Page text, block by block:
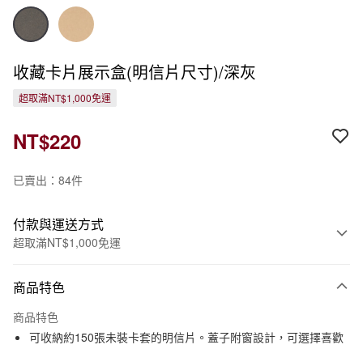
收藏卡片展示盒(明信片尺寸)/深灰
超取滿NT$1,000免運
NT$220
已賣出：84件
付款與運送方式
超取滿NT$1,000免運
信用卡一次付款
信用卡分期付款
商品特色
商品特色
可收納約150張未裝卡套的明信片。蓋子附窗設計，可選擇喜歡